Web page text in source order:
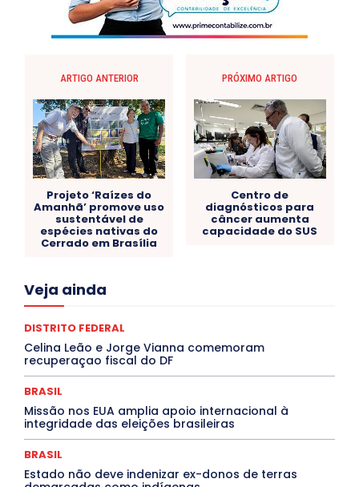
ARTIGO ANTERIOR
Projeto ‘Raízes do
Amanhã’ promove uso
sustentável de
espécies nativas do
Cerrado em Brasília
PRÓXIMO ARTIGO
Centro de
diagnósticos para
câncer aumenta
capacidade do SUS
Veja ainda
Acre
Congressuanas & Esplanadumas
Covid-19
Crônica Política
Cultura e Tal
DANÇA Dengue
DESTAQUE BRASIL
DESTAQUE DF
DESTAQUES OUTROS
ELEIÇÕES
EMPREGO E OPORTUNIDADES
Especial
Espírito Santo ESPORTE
EVENTOS
EXPOSIÇÃO Featured
Febre Amarela
INTELIGÊNCIA ARTIFICIAL
INTERNACIONAL
DISTRITO FEDERAL
Celina Leão e Jorge Vianna comemoram
recuperaçao fiscal do DF
BRASIL
Missão nos EUA amplia apoio internacional à
integridade das eleições brasileiras
BRASIL
Estado não deve indenizar ex-donos de terras